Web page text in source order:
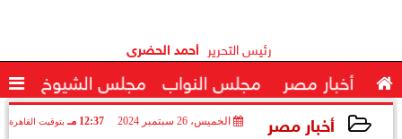
رئيس التحرير أحمد الحضرى
 أخبار مصر مجلس النواب مجلس الشيوخ 
أخبار مصر الخميس، 26 سبتمبر 2024 12:37 مـ بتوقيت القاهرة